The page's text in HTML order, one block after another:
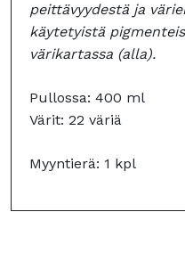
peittävyydestä ja
käytetyistä
värikartassa (alla).
Pullossa: 400 ml
Värit: 22 väriä
Myyntierä: 1 kpl